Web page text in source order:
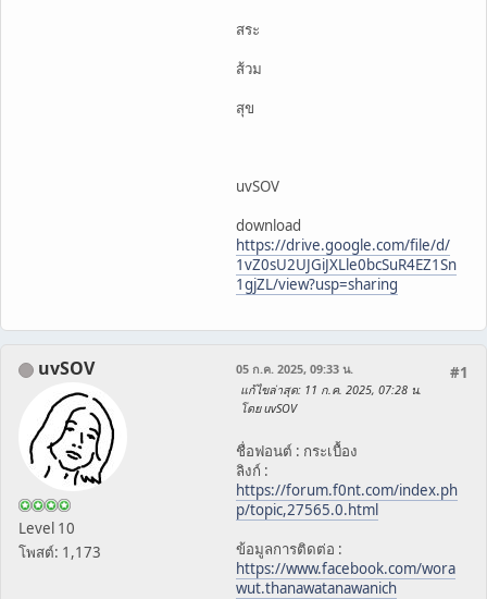
สระ
ส้วม
สุข
uvSOV
download
https://drive.google.com/file/d/
1vZ0sU2UJGiJXLle0bcSuR4EZ1Sn
1gjZL/view?usp=sharing
uvSOV
Level 10
โพสต์: 1,173
#1
05 ก.ค. 2025, 09:33 น.
แก้ไขล่าสุด: 11 ก.ค. 2025, 07:28 น.
โดย uvSOV
ชื่อฟอนต์ : กระเบื้อง
ลิงก์ :
https://forum.f0nt.com/index.ph
p/topic,27565.0.html
ข้อมูลการติดต่อ :
https://www.facebook.com/wora
wut.thanawatanawanich